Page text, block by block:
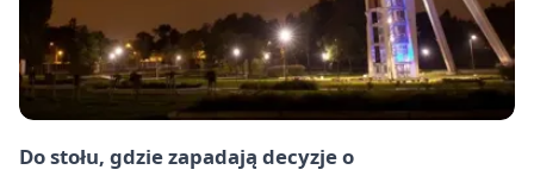
Do stołu, gdzie zapadają decyzje o